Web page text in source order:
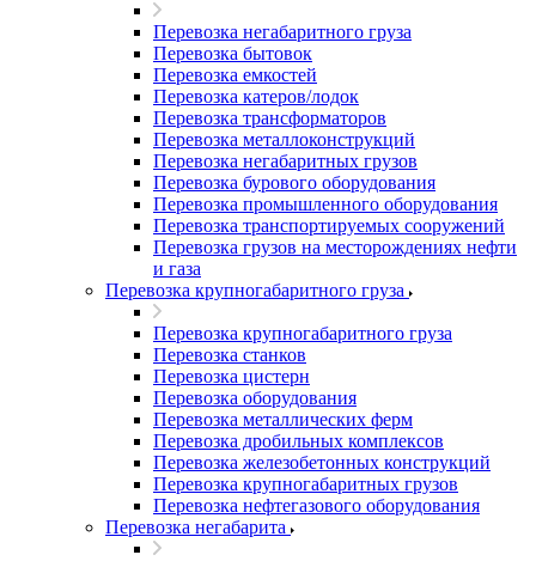
Перевозка негабаритного груза
Перевозка бытовок
Перевозка емкостей
Перевозка катеров/лодок
Перевозка трансформаторов
Перевозка металлоконструкций
Перевозка негабаритных грузов
Перевозка бурового оборудования
Перевозка промышленного оборудования
Перевозка транспортируемых сооружений
Перевозка грузов на месторождениях нефти
и газа
Перевозка крупногабаритного груза
Перевозка крупногабаритного груза
Перевозка станков
Перевозка цистерн
Перевозка оборудования
Перевозка металлических ферм
Перевозка дробильных комплексов
Перевозка железобетонных конструкций
Перевозка крупногабаритных грузов
Перевозка нефтегазового оборудования
Перевозка негабарита